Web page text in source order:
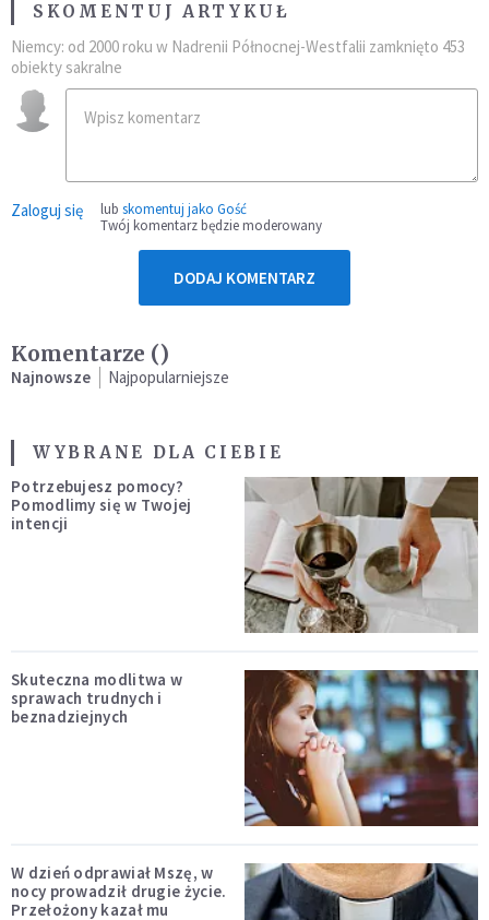
SKOMENTUJ ARTYKUŁ
Niemcy: od 2000 roku w Nadrenii Północnej-Westfalii zamknięto 453
obiekty sakralne
Zaloguj się lub skomentuj jako Gość
Twój komentarz będzie moderowany
DODAJ KOMENTARZ
Komentarze ()
Najnowsze Najpopularniejsze
WYBRANE DLA CIEBIE
Potrzebujesz pomocy?
Pomodlimy się w Twojej
intencji
Skuteczna modlitwa w
sprawach trudnych i
beznadziejnych
W dzień odprawiał Mszę, w
nocy prowadził drugie życie.
Przełożony kazał mu